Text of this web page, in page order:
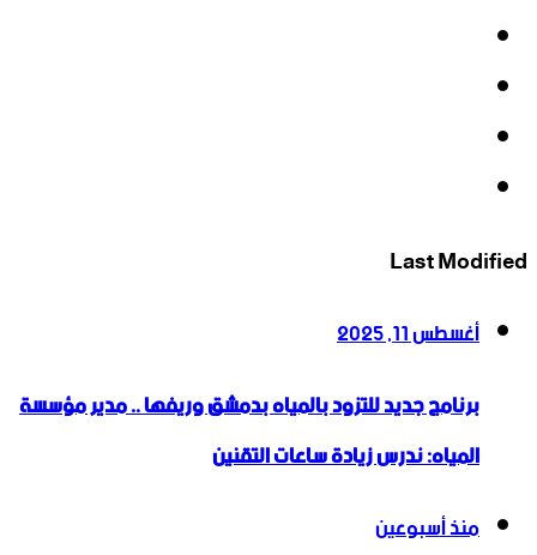
Last Modified
أغسطس 11, 2025
برنامج جديد للتزود بالمياه بدمشق وريفها .. مدير مؤسسة
المياه: ندرس زيادة ساعات التقنين
منذ أسبوعين